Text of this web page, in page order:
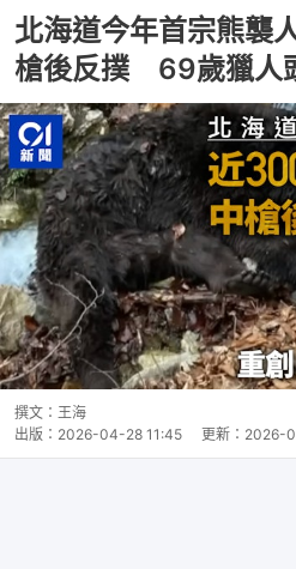
北海道今年首宗熊
槍後反撲 69歲獵人
撰文： 王海
出版： 2026-04-28 11:45 更新： 2026-